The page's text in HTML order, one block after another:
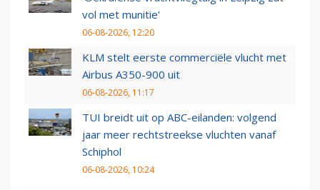
vol met munitie'
06-08-2026, 12:20
KLM stelt eerste commerciële vlucht met
Airbus A350-900 uit
06-08-2026, 11:17
TUI breidt uit op ABC-eilanden: volgend
jaar meer rechtstreekse vluchten vanaf
Schiphol
06-08-2026, 10:24